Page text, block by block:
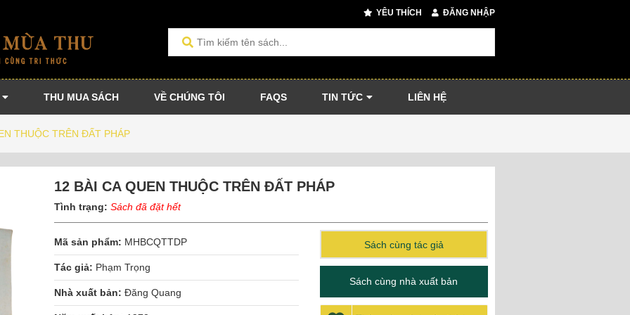
YÊU THÍCH ĐĂNG NHẬP
THU MUA SÁCH VỀ CHÚNG TÔI FAQS TIN TỨC LIÊN HỆ
THUỘC TRÊN ĐẤT PHÁP
12 BÀI CA QUEN THUỘC TRÊN ĐẤT PHÁP
Tình trạng:Sách đã đặt hết
Mã sản phẩm: MHBCQTTDP
Tác giả: Phạm Trọng
Nhà xuất bản: Đăng Quang
Sách cùng tác giả
Sách cùng nhà xuất bản